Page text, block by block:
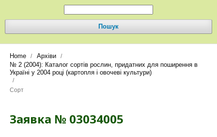
Пошук
Home / Архіви /
№ 2 (2004): Каталог сортів рослин, придатних для поширення в
Україні у 2004 році (картопля і овочеві культури)
/
Сорт
Заявка № 03034005